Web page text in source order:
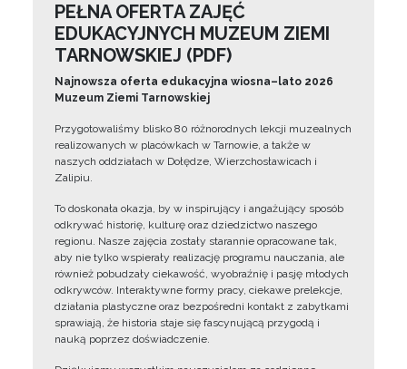
PEŁNA OFERTA ZAJĘĆ
EDUKACYJNYCH MUZEUM ZIEMI
TARNOWSKIEJ (PDF)
Najnowsza oferta edukacyjna wiosna–lato 2026
Muzeum Ziemi Tarnowskiej
Przygotowaliśmy blisko 80 różnorodnych lekcji muzealnych
realizowanych w placówkach w Tarnowie, a także w
naszych oddziałach w Dołędze, Wierzchosławicach i
Zalipiu.
To doskonała okazja, by w inspirujący i angażujący sposób
odkrywać historię, kulturę oraz dziedzictwo naszego
regionu. Nasze zajęcia zostały starannie opracowane tak,
aby nie tylko wspierały realizację programu nauczania, ale
również pobudzały ciekawość, wyobraźnię i pasję młodych
odkrywców. Interaktywne formy pracy, ciekawe prelekcje,
działania plastyczne oraz bezpośredni kontakt z zabytkami
sprawiają, że historia staje się fascynującą przygodą i
nauką poprzez doświadczenie.